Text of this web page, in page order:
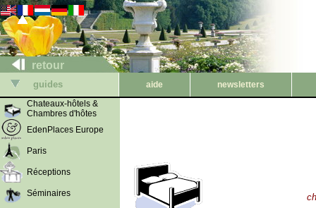
retour
guides aide
newsletters
Chateaux-hôtels &
Chambres d'hôtes
EdenPlaces Europe
Paris
Réceptions
Séminaires